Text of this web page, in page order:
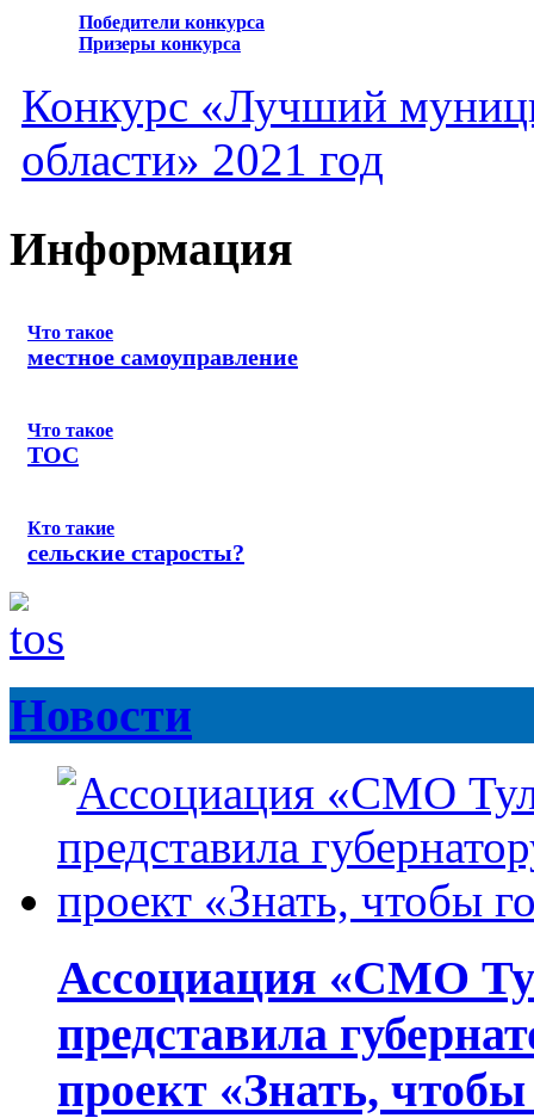
Победители конкурса
Призеры конкурса
Конкурс «Лучший
области» 2021 год
Информация
Что такое
местное самоуправление
Что такое
ТОС
Кто такие
сельские старосты?
Новости
Ассоциация «СМО
представила
проект «Знать,